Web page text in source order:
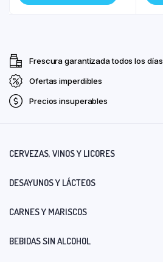
Frescura garantizada todos los días
Ofertas imperdibles
Precios insuperables
CERVEZAS, VINOS Y LICORES
DESAYUNOS Y LÁCTEOS
CARNES Y MARISCOS
BEBIDAS SIN ALCOHOL